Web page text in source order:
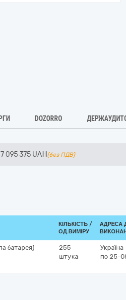
DOZORRO
7 095 375 UAH (без ПДВ)
КІЛЬКІСТЬ /
ОД.ВИМІРУ
АДРЕСА
батарея)
255
штука
Україна
по 25-